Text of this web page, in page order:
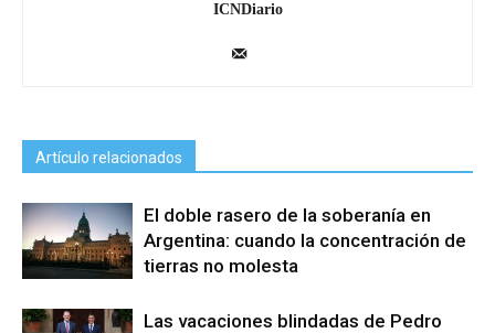
ICNDiario
Artículo relacionados
El doble rasero de la soberanía en
Argentina: cuando la concentración de
tierras no molesta
Las vacaciones blindadas de Pedro